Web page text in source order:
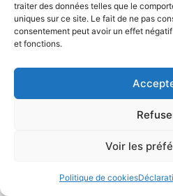
traiter des données telles que le
uniques sur ce site. Le fait de ne pas
consentement peut avoir un effet
et fonctions.
Voir les
Politique de cookies
PRÉCÉDENT
Mentions Légales